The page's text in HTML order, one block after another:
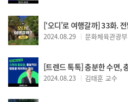
2024.08.29 문화체육관광
[트렌드 톡톡] 충분한 수면,
2024.08.23 김태훈 교수